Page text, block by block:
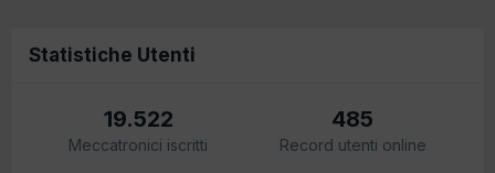
Statistiche Utenti
19.522
Meccatronici iscritti
485
Record utenti online